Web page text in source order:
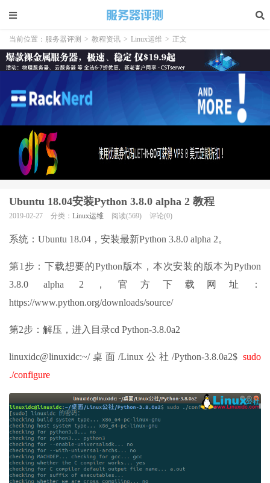
当前位置： 服务器评测 > 教程资讯 > Linux运维 > 正文
Ubuntu 18.04安装Python 3.8.0 alpha 2 教程
2019-02-27 分类： Linux运维 阅读(569) 评论(0)
系统：Ubuntu 18.04，安装最新Python 3.8.0 alpha 2。
第1步：下载想要的Python版本，本次安装的版本为Python
3.8.0 alpha 2，官方下载网址：
https://www.python.org/downloads/source/
第2步：解压，进入目录cd Python-3.8.0a2
linuxidc@linuxidc:~/桌面/Linux公社/Python-3.8.0a2$ sudo
./configure